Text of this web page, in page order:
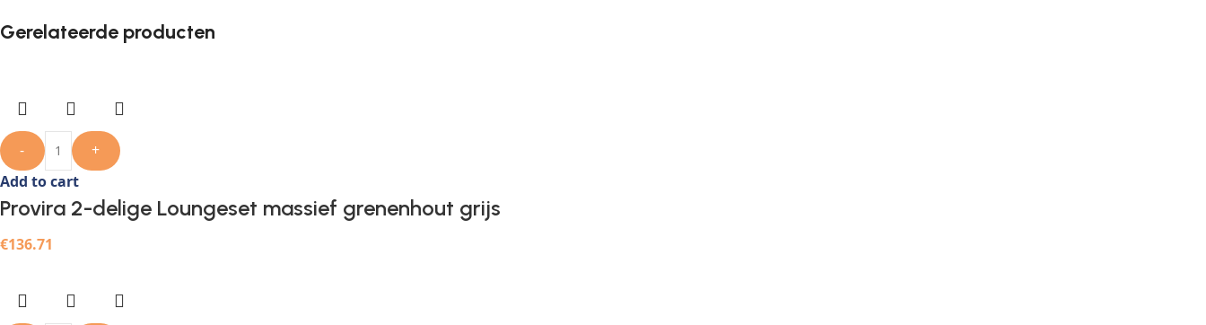
Gerelateerde producten
-
+
Add to cart
Provira 2-delige Loungeset massief grenenhout grijs
€136.71